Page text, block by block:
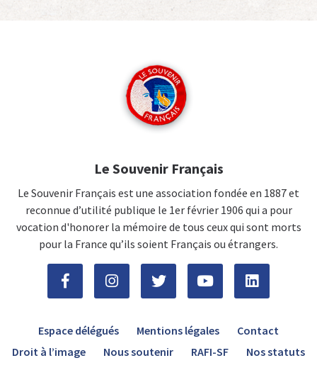
Le Souvenir Français
Le Souvenir Français est une association fondée en 1887 et
reconnue d’utilité publique le 1er février 1906 qui a pour
vocation d'honorer la mémoire de tous ceux qui sont morts
pour la France qu’ils soient Français ou étrangers.
Espace délégués Mentions légales
Contact
Droit à l’image
Nous soutenir RAFI-SF Nos statuts